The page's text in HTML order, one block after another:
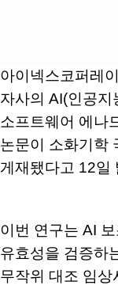
아이넥스코퍼레
자사의 AI(인공지
소프트웨어 에나
논문이 소화기학
게재됐다고 12일
이번 연구는 AI
유효성을 검증하
무작위 대조 임상